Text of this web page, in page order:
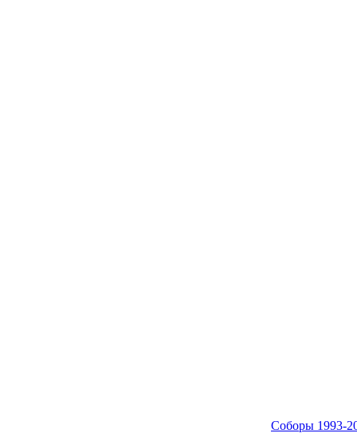
Соборы 1993-